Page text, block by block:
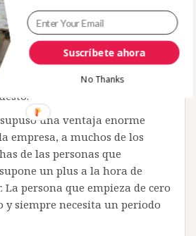
en el puesto concreto.
teníamos una vacante que
comercial: gestión de
y por el hecho de haber
aquí, su perfil se ajustaba
una ventaja enorme
empresa, a muchos de los
de las personas que
un plus a la hora de
persona que empieza de cero
y siempre necesita un periodo
Suscríbete ahora
No Thanks